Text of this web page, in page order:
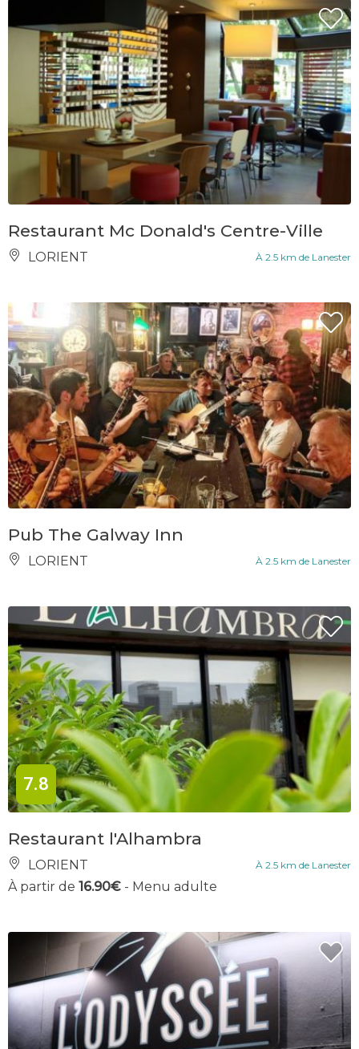
Restaurant Mc Donald's Centre-Ville
LORIENT À 2.5 km de Lanester
Pub The Galway Inn
LORIENT À 2.5 km de Lanester
7.8
Restaurant l'Alhambra
LORIENT À 2.5 km de Lanester
À partir de 16.90€ - Menu adulte